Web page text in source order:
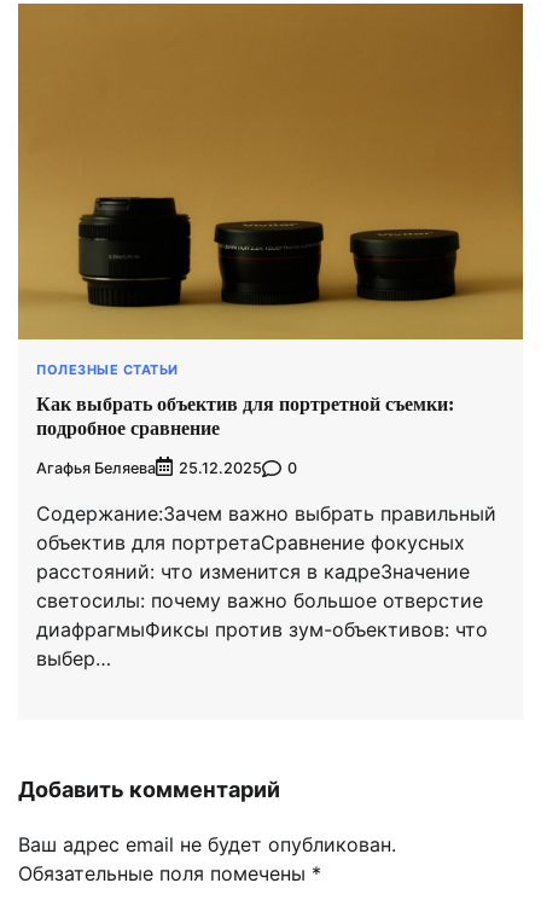
ПОЛЕЗНЫЕ СТАТЬИ
Как выбрать объектив для портретной съемки:
подробное сравнение
Агафья Беляева 25.12.2025 0
Содержание:Зачем важно выбрать правильный
объектив для портретаСравнение фокусных
расстояний: что изменится в кадреЗначение
светосилы: почему важно большое отверстие
диафрагмыФиксы против зум-объективов: что
выбер…
Добавить комментарий
Ваш адрес email не будет опубликован.
Обязательные поля помечены *